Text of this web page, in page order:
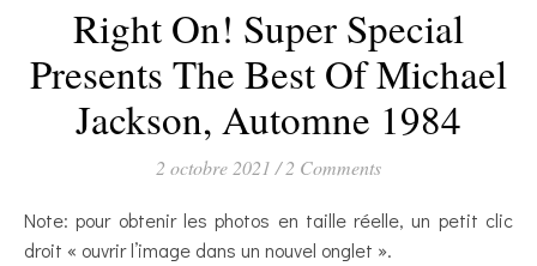
Right On! Super Special
Presents The Best Of Michael
Jackson, Automne 1984
2 octobre 2021 / 2 Comments
Note: pour obtenir les photos en taille réelle, un petit clic
droit « ouvrir l’image dans un nouvel onglet ».